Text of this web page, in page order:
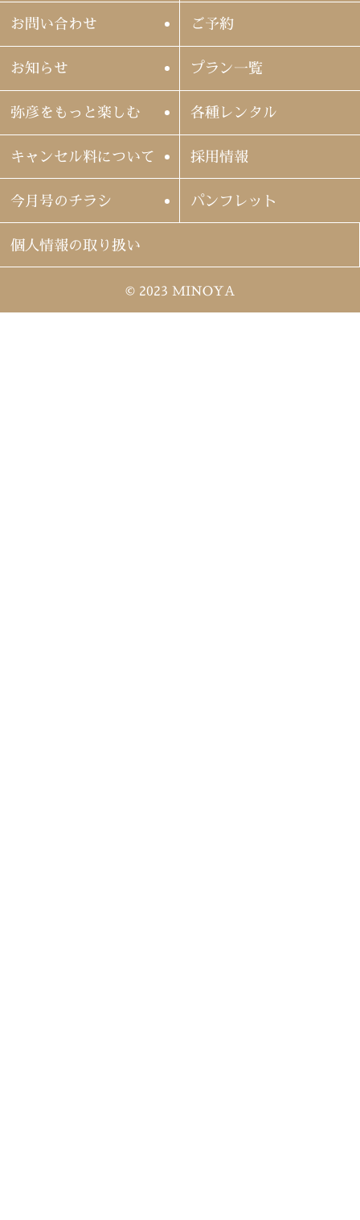
お問い合わせ ご予約
お知らせ プラン一覧
弥彦をもっと楽しむ 各種レンタル
キャンセル料について 採用情報
今月号のチラシ パンフレット
個人情報の取り扱い
© 2023 MINOYA